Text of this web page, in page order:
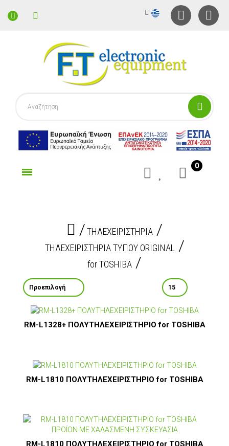
0
ΤΗΛΕΧΕΙΡΙΣΤΗΡΙΑ
ΤΗΛΕΧΕΙΡΙΣΤΗΡΙΑ ΤΥΠΟΥ ORIGINAL
for TOSHIBA
RM-L1328+ ΠΟΛΥΤΗΛΕΧΕΙΡΙΣΤΗΡΙΟ for TOSHIBA
RM-L1810 ΠΟΛΥΤΗΛΕΧΕΙΡΙΣΤΗΡΙΟ for TOSHIBA
RM-L1810 ΠΟΛΥΤΗΛΕΧΕΙΡΙΣΤΗΡΙΟ for TOSHIBA